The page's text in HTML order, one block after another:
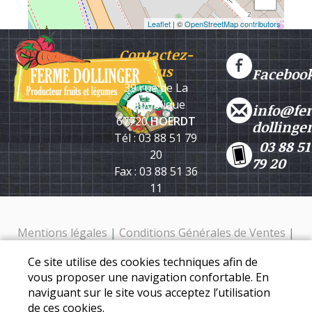
Leaflet | ©OpenStreetMap contributors
Contactez-
nous
39 rue de La
République
67720HOERDT
Tél : 03 88 51 79
20
Fax : 03 88 51 36
11
03 88 51
79 20
Mentions légales | Conditions Générales de Ventes |
Ferme Dollinger - 39 rue de la république - 67720 Hoerdt -
Tél. : 03 88 51 79 20
Ce site utilise des cookies techniques afin de
vous proposer une navigation confortable. En
naviguant sur le site vous acceptez l’utilisation
de ces cookies.